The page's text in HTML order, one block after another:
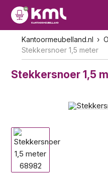
Kantoormeubelland.nl
Stekkersnoer 1,5 meter
Stekkersnoer 1,5